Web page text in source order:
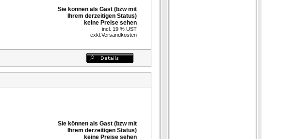
Sie können als Gast (bzw mit
Ihrem derzeitigen Status)
keine Preise sehen
incl. 19 % UST
exkl. Versandkosten
Sie können als Gast (bzw mit
Ihrem derzeitigen Status)
keine Preise sehen